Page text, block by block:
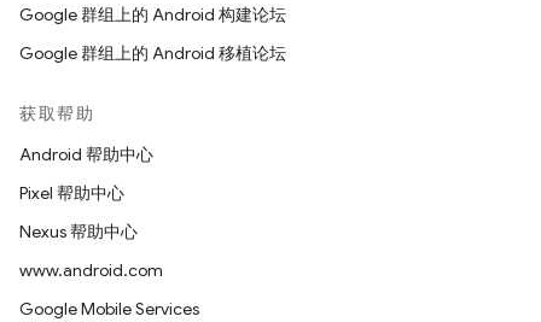
Google 群组上的 Android 构建论坛
Google 群组上的 Android 移植论坛
获取帮助
Android 帮助中心
Pixel 帮助中心
Nexus 帮助中心
www.android.com
Google Mobile Services